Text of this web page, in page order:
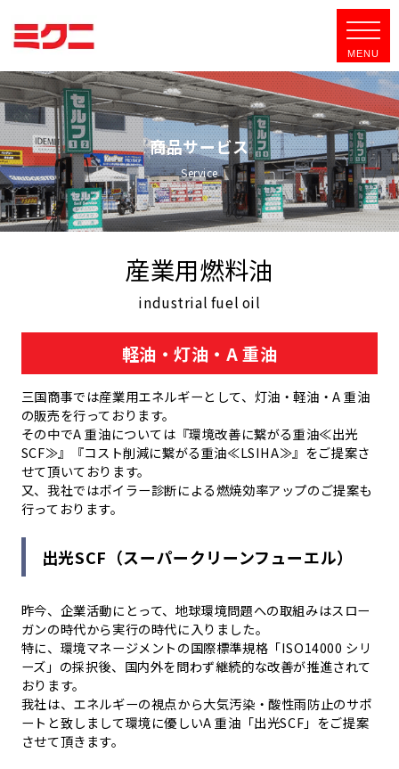
商品サービス
Service
産業用燃料油
industrial fuel oil
軽油・灯油・A 重油
三国商事では産業用エネルギーとして、灯油・軽油・A 重油
の販売を行っております。
その中でA 重油については『環境改善に繋がる重油≪出光
SCF≫』『コスト削減に繋がる重油≪LSIHA≫』をご提案さ
せて頂いております。
又、我社ではボイラー診断による燃焼効率アップのご提案も
行っております。
出光SCF（スーパークリーンフューエル）
昨今、企業活動にとって、地球環境問題への取組みはスロー
ガンの時代から実行の時代に入りました。
特に、環境マネージメントの国際標準規格「ISO14000 シリ
ーズ」の採択後、国内外を問わず継続的な改善が推進されて
おります。
我社は、エネルギーの視点から大気汚染・酸性雨防止のサポ
ートと致しまして環境に優しいA 重油「出光SCF」をご提案
させて頂きます。